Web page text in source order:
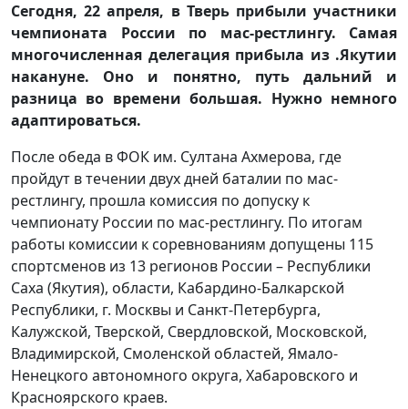
Сегодня, 22 апреля, в Тверь прибыли участники
чемпионата России по мас-рестлингу. Самая
многочисленная делегация прибыла из .Якутии
накануне. Оно и понятно, путь дальний и
разница во времени большая. Нужно немного
адаптироваться.
После обеда в ФОК им. Султана Ахмерова, где
пройдут в течении двух дней баталии по мас-
рестлингу, прошла комиссия по допуску к
чемпионату России по мас-рестлингу. По итогам
работы комиссии к соревнованиям допущены 115
спортсменов из 13 регионов России – Республики
Саха (Якутия), области, Кабардино-Балкарской
Республики, г. Москвы и Санкт-Петербурга,
Калужской, Тверской, Свердловской, Московской,
Владимирской, Смоленской областей, Ямало-
Ненецкого автономного округа, Хабаровского и
Красноярского краев.